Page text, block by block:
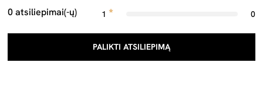
0 atsiliepimai(-ų)
1
0
PALIKTI ATSILIEPIMĄ